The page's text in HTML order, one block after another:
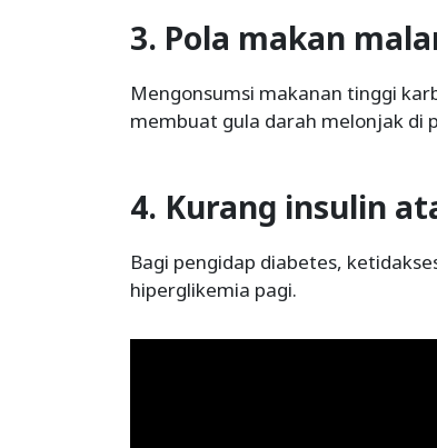
3. Pola makan
Mengonsumsi makanan tinggi
membuat gula darah melonjak di
4. Kurang insulin
Bagi pengidap diabetes,
hiperglikemia pagi.